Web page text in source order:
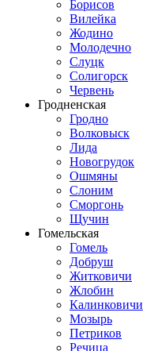
Борисов
Вилейка
Жодино
Молодечно
Слуцк
Солигорск
Червень
Гродненская
Гродно
Волковыск
Лида
Новогрудок
Ошмяны
Слоним
Сморгонь
Щучин
Гомельская
Гомель
Добруш
Житковичи
Жлобин
Калинковичи
Мозырь
Петриков
Речица